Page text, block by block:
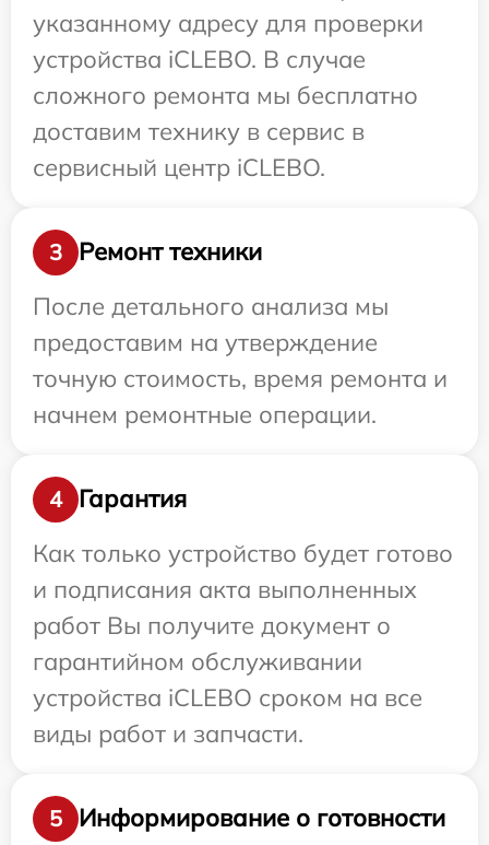
указанному адресу для проверки
устройства iCLEBO. В случае
сложного ремонта мы бесплатно
доставим технику в сервис в
сервисный центр iCLEBO.
3
Ремонт техники
После детального анализа мы
предоставим на утверждение
точную стоимость, время ремонта и
начнем ремонтные операции.
4
Гарантия
Как только устройство будет готово
и подписания акта выполненных
работ Вы получите документ о
гарантийном обслуживании
устройства iCLEBO сроком на все
виды работ и запчасти.
5
Информирование о готовности